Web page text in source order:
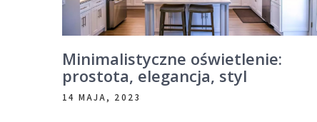
Minimalistyczne oświetlenie:
prostota, elegancja, styl
14 MAJA, 2023